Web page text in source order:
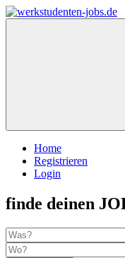
Home
Registrieren
Login
finde deinen